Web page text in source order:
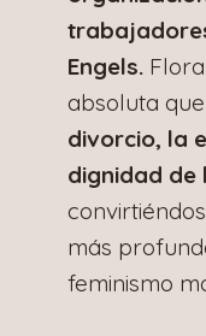
Engels.
absoluta
divorcio, la
dignidad de
más
feminismo